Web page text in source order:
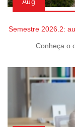
Semestre 2026.2:
Conheça o